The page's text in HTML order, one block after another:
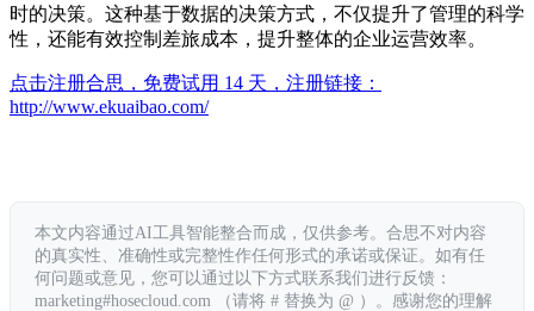
时的决策。这种基于数据的决策方式，不仅提升了管理的科学
性，还能有效控制差旅成本，提升整体的企业运营效率。
点击注册合思，免费试用 14 天，注册链接：
http://www.ekuaibao.com/
本文内容通过AI工具智能整合而成，仅供参考。合思不对内容
的真实性、准确性或完整性作任何形式的承诺或保证。如有任
何问题或意见，您可以通过以下方式联系我们进行反馈：
marketing#hosecloud.com （请将 # 替换为 @ ）。感谢您的理解